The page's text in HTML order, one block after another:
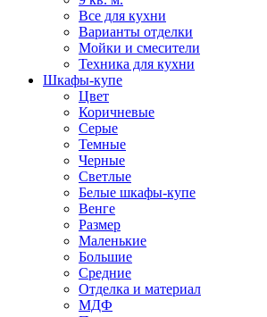
Все для кухни
Варианты отделки
Мойки и смесители
Техника для кухни
Шкафы-купе
Цвет
Коричневые
Серые
Темные
Черные
Светлые
Белые шкафы-купе
Венге
Размер
Маленькие
Большие
Средние
Отделка и материал
МДФ